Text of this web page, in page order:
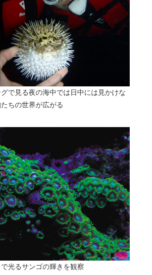
で見る夜の海中では日中には見かけな
ちの世界が広がる
光るサンゴの輝きを観察